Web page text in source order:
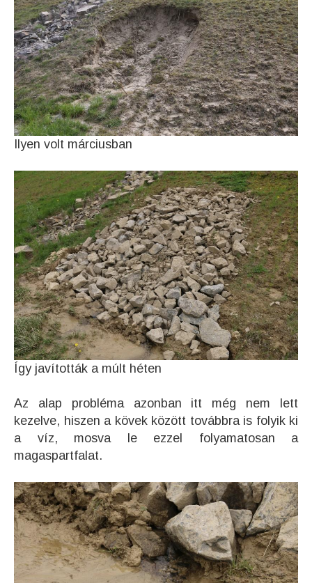
Ilyen volt márciusban
Így javították a múlt héten
Az alap probléma azonban itt még nem lett
kezelve, hiszen a kövek között továbbra is folyik ki
a víz, mosva le ezzel folyamatosan a
magaspartfalat.